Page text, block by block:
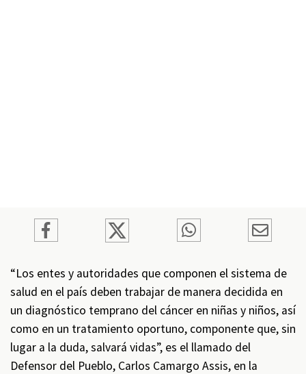
“Los entes y autoridades que componen el sistema de
salud en el país deben trabajar de manera decidida en
un diagnóstico temprano del cáncer en niñas y niños, así
como en un tratamiento oportuno, componente que, sin
lugar a la duda, salvará vidas”, es el llamado del
Defensor del Pueblo, Carlos Camargo Assis, en la